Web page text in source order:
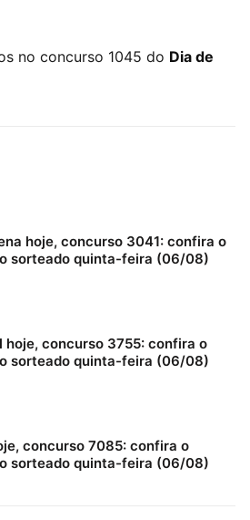
no concurso 1045 do Dia de
hoje, concurso 3041: confira o
sorteado quinta-feira (06/08)
hoje, concurso 3755: confira o
sorteado quinta-feira (06/08)
concurso 7085: confira o
sorteado quinta-feira (06/08)